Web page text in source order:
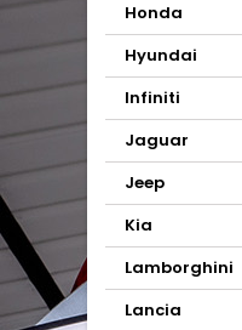
Honda
Hyundai
Infiniti
Jaguar
Jeep
Kia
Lamborghini
Lancia